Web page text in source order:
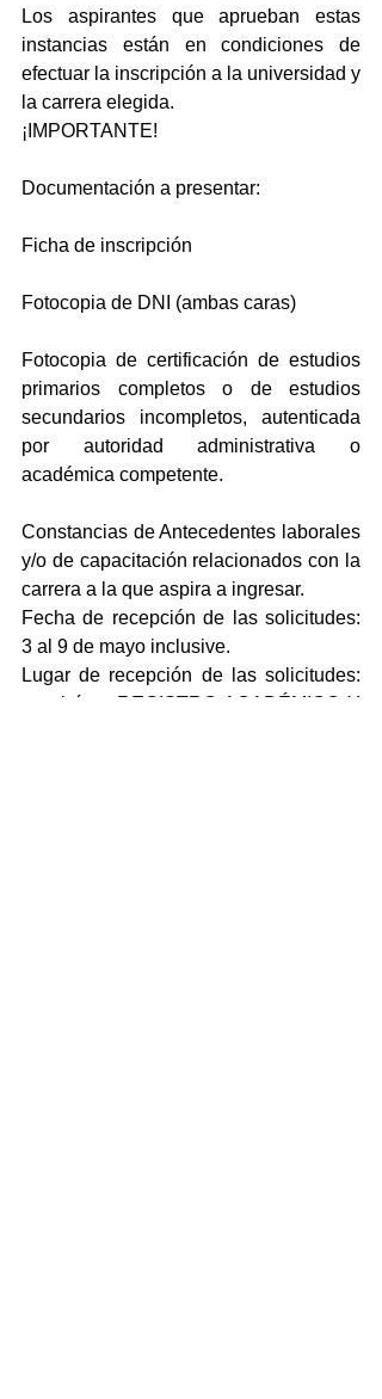
Los aspirantes que aprueban estas
instancias están en condiciones de
efectuar la inscripción a la universidad y
la carrera elegida.
¡IMPORTANTE!
Documentación a presentar:
Ficha de inscripción
Fotocopia de DNI (ambas caras)
Fotocopia de certificación de estudios
primarios completos o de estudios
secundarios incompletos, autenticada
por autoridad administrativa o
académica competente.
Constancias de Antecedentes laborales
y/o de capacitación relacionados con la
carrera a la que aspira a ingresar.
Fecha de recepción de las solicitudes:
3 al 9 de mayo inclusive.
Lugar de recepción de las solicitudes:
en el área REGISTRO ACADÉMICO Y